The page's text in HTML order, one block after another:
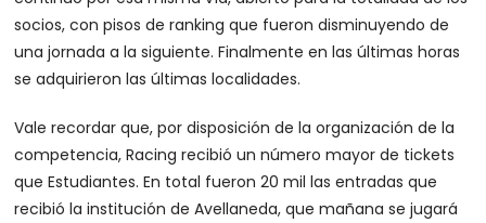
socios, con pisos de ranking que fueron disminuyendo de
una jornada a la siguiente. Finalmente en las últimas horas
se adquirieron las últimas localidades.
Vale recordar que, por disposición de la organización de la
competencia, Racing recibió un número mayor de tickets
que Estudiantes. En total fueron 20 mil las entradas que
recibió la institución de Avellaneda, que mañana se jugará